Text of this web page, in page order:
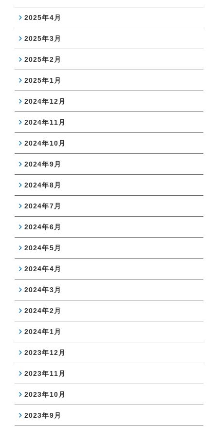
2025年4月
2025年3月
2025年2月
2025年1月
2024年12月
2024年11月
2024年10月
2024年9月
2024年8月
2024年7月
2024年6月
2024年5月
2024年4月
2024年3月
2024年2月
2024年1月
2023年12月
2023年11月
2023年10月
2023年9月